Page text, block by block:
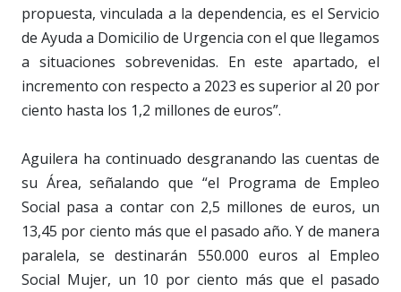
propuesta, vinculada a la dependencia, es el Servicio
de Ayuda a Domicilio de Urgencia con el que llegamos
a situaciones sobrevenidas. En este apartado, el
incremento con respecto a 2023 es superior al 20 por
ciento hasta los 1,2 millones de euros”.
Aguilera ha continuado desgranando las cuentas de
su Área, señalando que “el Programa de Empleo
Social pasa a contar con 2,5 millones de euros, un
13,45 por ciento más que el pasado año. Y de manera
paralela, se destinarán 550.000 euros al Empleo
Social Mujer, un 10 por ciento más que el pasado